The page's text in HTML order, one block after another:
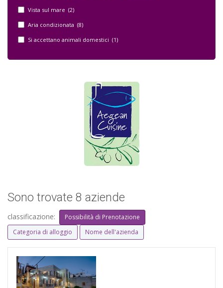
Vista sul mare (2)
Aria condizionata (8)
Si accettano animali domestici (1)
Sono trovate 8 aziende
classificazione:
Possibilità di Prenotazione
Categoria di alloggio
Nome dell'azienda